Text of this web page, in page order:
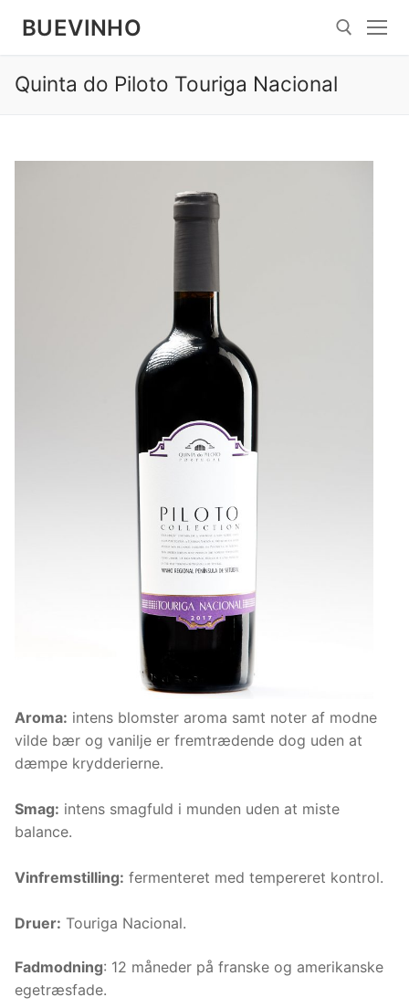
BUEVINHO
Quinta do Piloto Touriga Nacional
Aroma: intens blomster aroma samt noter af modne
vilde bær og vanilje er fremtrædende dog uden at
dæmpe krydderierne.
Smag: intens smagfuld i munden uden at miste
balance.
Vinfremstilling: fermenteret med tempereret kontrol.
Druer: Touriga Nacional.
Fadmodning: 12 måneder på franske og amerikanske
egetræsfade.